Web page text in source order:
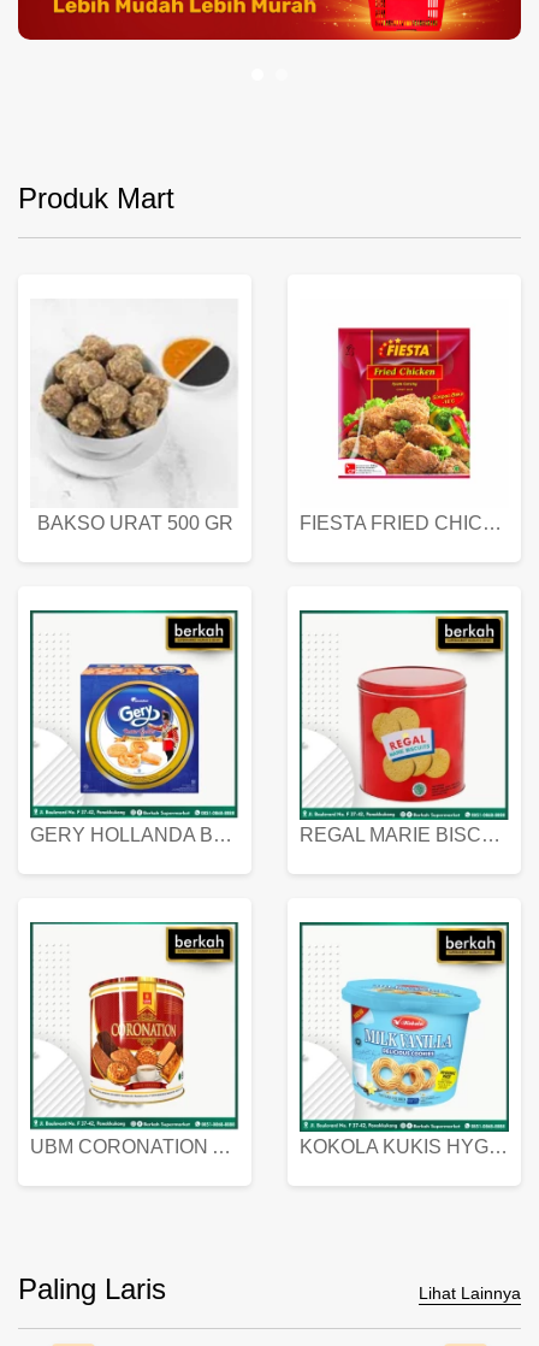
Produk Mart
BAKSO URAT 500 GR FIESTA FRIED CHICKEN 500 GR
GERY HOLLANDA BUTTER COOKIES 450 GRAM REGAL MARIE BISCUIT KALENG 550 GRAM
UBM CORONATION ASSORTED BISKUIT KALENG 450 GRAM KOKOLA KUKIS HYGIENIC MILK VANILLA PACK 320 GR
Paling Laris Lihat Lainnya